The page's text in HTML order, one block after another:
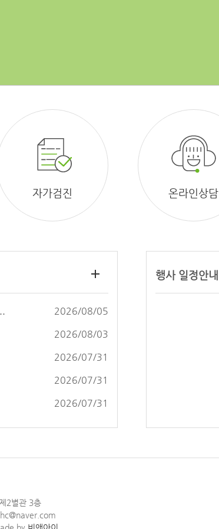
자가검진 온라인상담
2026/08/05
2026/08/03
2026/07/31
2026/07/31
2026/07/31
행사 일정안내
2별관 3층
by 비앤아이